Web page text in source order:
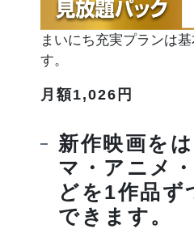
まいにち充実プランは
す。
月額1,026円
新作映画を
マ・アニメ
どを1作品ず
できます。